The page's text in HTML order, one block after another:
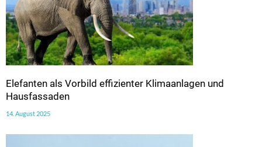
Elefanten als Vorbild effizienter Klimaanlagen und
Hausfassaden
14. August 2025